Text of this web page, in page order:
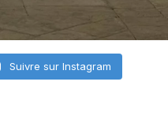
Suivre sur Instagram